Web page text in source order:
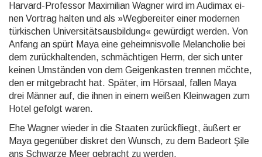
Harvard-Professor Maximilian Wagner wird im Audimax ei­
nen Vortrag halten und als »Wegbereiter einer modernen
türkischen Universitätsausbildung« gewürdigt werden. Von
Anfang an spürt Maya eine geheimnisvolle Melancholie bei
dem zurückhaltenden, schmächtigen Herrn, der sich unter
keinen Umständen von dem Geigenkasten trennen möchte,
den er mit­gebracht hat. Später, im Hörsaal, fallen Maya
drei Männer auf, die ihnen in einem weißen Kleinwagen zum
Hotel gefolgt waren.
Ehe Wagner wieder in die Staaten zurückfliegt, äußert er
Maya gegenüber diskret den Wunsch, zu dem Badeort Şile
ans Schwarze Meer gebracht zu werden.